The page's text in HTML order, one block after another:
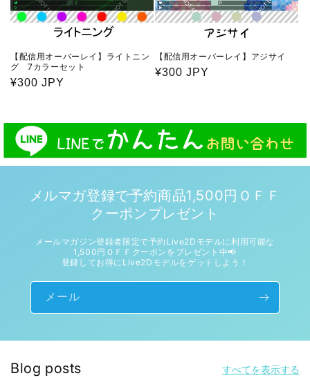
【配信用オーバーレイ】ライトニン
グ 7カラーセット
通
格
¥300 JPY
【配信用オーバーレイ】アジサイ
通
¥300 JPY
メルマガ登録で予約商品1,500円ＯＦＦ
クーポンプレゼント
メールマガジン登録者限定で予約Live2Dモデルに利用可能な
1,500円ＯＦＦクーポンをプレゼント中📢
登録してお得にLive2Dモデルをゲットしよう！
メール
Blog posts すべてを表示する